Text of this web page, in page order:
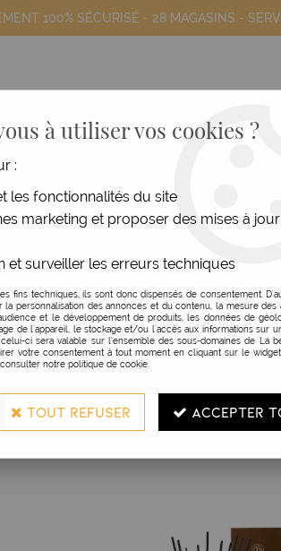
100% SÉCURISÉ - 28 MAGASINS -
Accessoires
à utiliser vos cookies ?
:
les fonctionnalités du site
marketing et proposer des mises à
et surveiller les erreurs techniques
fins techniques, ils sont donc dispensés de consentement.
la personnalisation des annonces et du contenu, la mesure des
et le développement de produits, les données de
de l'appareil, le stockage et/ou l'accès aux informations sur
ci sera valable sur l’ensemble des sous-domaines de La
votre consentement à tout moment en cliquant sur le
notre politique de cookie.
TOUT REFUSER ACCEPTER